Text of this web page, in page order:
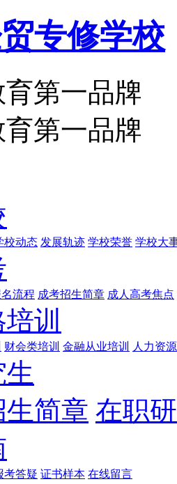
专修学校
第一品牌
第一品牌
校动态 发展轨迹 学校荣誉 学校大
流程 成考招生简章 成人高考焦点
训
财会类培训 金融从业培训 人力资
简章 在职
考答疑 证书样本 在线留言